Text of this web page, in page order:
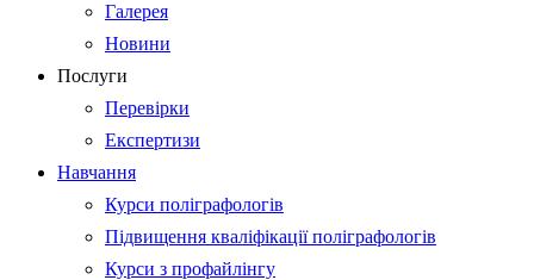
Галерея
Новини
Послуги
Перевірки
Експертизи
Навчання
Курси поліграфологів
Підвищення кваліфікації поліграфологів
Курси з профайлінгу